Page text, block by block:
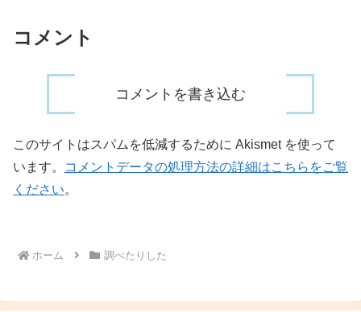
コメント
コメントを書き込む
このサイトはスパムを低減するために Akismet を使って
います。
コメントデータの処理方法の詳細はこちらをご覧
ください。
ホーム 調べたりした